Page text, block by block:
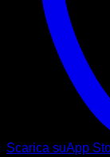
Scarica suApp